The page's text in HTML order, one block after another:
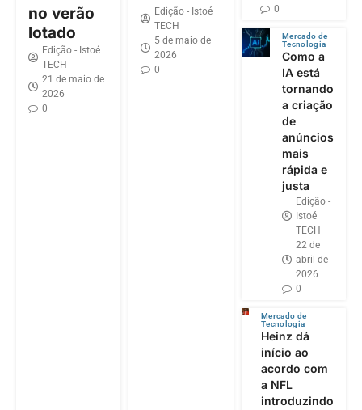
no verão
lotado
Edição - Istoé
TECH
21 de maio de
2026
0
Edição - Istoé
TECH
5 de maio de
2026
0
0
Mercado de
Tecnologia
Como a
IA está
tornando
a criação
de
anúncios
mais
rápida e
justa
Edição -
Istoé
TECH
22 de
abril de
2026
0
Mercado de
Tecnologia
Heinz dá
início ao
acordo com
a NFL
introduzindo